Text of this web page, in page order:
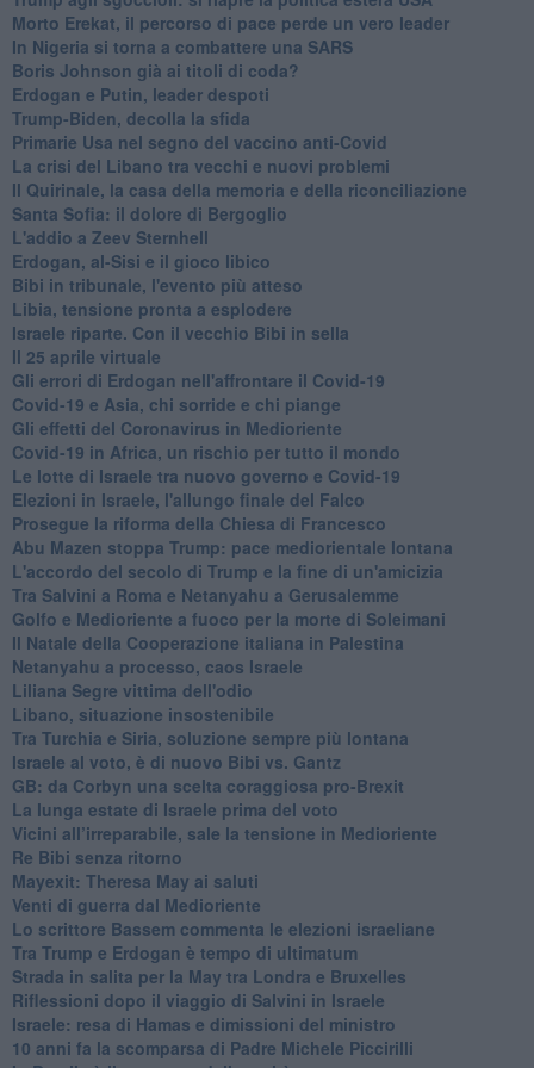
Morto Erekat, il percorso di pace perde un vero leader
In Nigeria si torna a combattere una SARS
Boris Johnson già ai titoli di coda?
Erdogan e Putin, leader despoti
Trump-Biden, decolla la sfida
Primarie Usa nel segno del vaccino anti-Covid
La crisi del Libano tra vecchi e nuovi problemi
Il Quirinale, la casa della memoria e della riconciliazione
Santa Sofia: il dolore di Bergoglio
L'addio a ​Zeev Sternhell
Erdogan, al-Sisi e il gioco libico
Bibi in tribunale, l'evento più atteso
Libia, tensione pronta a esplodere
Israele riparte. Con il vecchio Bibi in sella
Il 25 aprile virtuale
Gli errori di Erdogan nell'affrontare il Covid-19
Covid-19 e Asia, chi sorride e chi piange
Gli effetti del Coronavirus in Medioriente
Covid-19 in Africa, un rischio per tutto il mondo
Le lotte di Israele tra nuovo governo e Covid-19
Elezioni in Israele, l'allungo finale del Falco
Prosegue la riforma della Chiesa di Francesco
Abu Mazen stoppa Trump: pace mediorientale lontana
L'accordo del secolo di Trump e la fine di un'amicizia
Tra Salvini a Roma e Netanyahu a Gerusalemme
Golfo e Medioriente a fuoco per la morte di Soleimani
Il Natale della Cooperazione italiana in Palestina
Netanyahu a processo, caos Israele
Liliana Segre vittima dell'odio
Libano, situazione insostenibile
Tra Turchia e Siria, soluzione sempre più lontana
Israele al voto, è di nuovo Bibi vs. Gantz
GB: da Corbyn una scelta coraggiosa pro-Brexit
La lunga estate di Israele prima del voto
Vicini all’irreparabile, sale la tensione in Medioriente
Re Bibi senza ritorno
Mayexit: Theresa May ai saluti
Venti di guerra dal Medioriente
Lo scrittore Bassem commenta le elezioni israeliane
Tra Trump e Erdogan è tempo di ultimatum
Strada in salita per la May tra Londra e Bruxelles
Riflessioni dopo il viaggio di Salvini in Israele
Israele: resa di Hamas e dimissioni del ministro
10 anni fa la scomparsa di Padre Michele Piccirilli